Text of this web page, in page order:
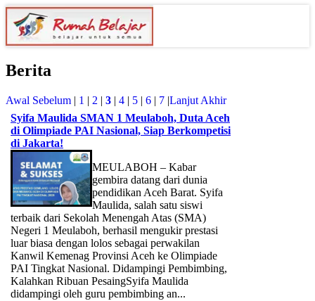
Berita
Awal Sebelum | 1 | 2 | 3 | 4 | 5 | 6 | 7 |Lanjut Akhir
Syifa Maulida SMAN 1 Meulaboh, Duta Aceh
di Olimpiade PAI Nasional, Siap Berkompetisi
di Jakarta!
MEULABOH – Kabar
gembira datang dari dunia
pendidikan Aceh Barat. Syifa
Maulida, salah satu siswi
terbaik dari Sekolah Menengah Atas (SMA)
Negeri 1 Meulaboh, berhasil mengukir prestasi
luar biasa dengan lolos sebagai perwakilan
Kanwil Kemenag Provinsi Aceh ke Olimpiade
PAI Tingkat Nasional. Didampingi Pembimbing,
Kalahkan Ribuan PesaingSyifa Maulida
didampingi oleh guru pembimbing an...